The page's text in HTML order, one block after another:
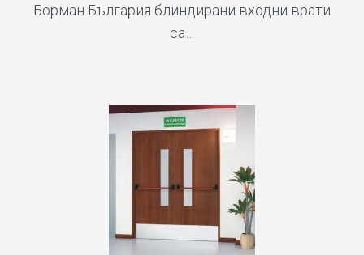
Борман България блиндирани входни врати
са…